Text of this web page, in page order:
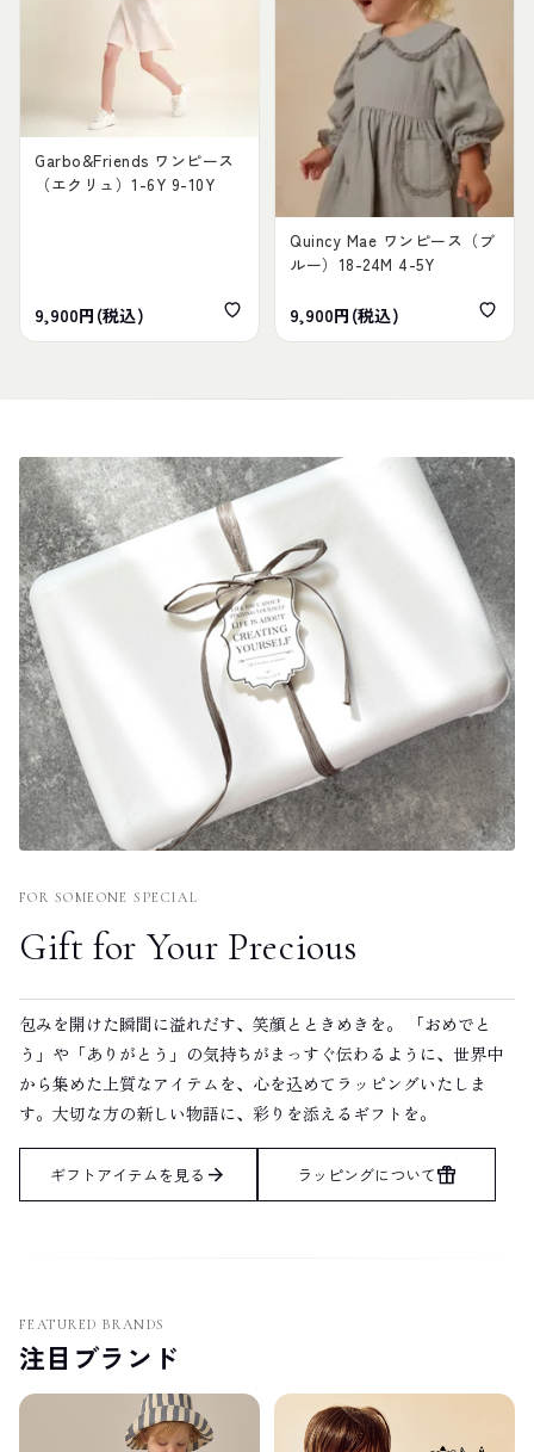
Garbo&Friends ワンピース
（エクリュ）1-6Y 9-10Y
9,900円(税込)
Quincy Mae ワンピース（ブ
ルー）18-24M 4-5Y
9,900円(税込)
FOR SOMEONE SPECIAL
Gift for Your Precious
包みを開けた瞬間に溢れだす、笑顔とときめきを。 「おめでと
う」や「ありがとう」の気持ちがまっすぐ伝わるように、世界中
から集めた上質なアイテムを、心を込めてラッピングいたしま
す。大切な方の新しい物語に、彩りを添えるギフトを。
ギフトアイテムを見る arrow_forward ラッピングについてfeatured_seasonal_and_gifts
FEATURED BRANDS
注目ブランド